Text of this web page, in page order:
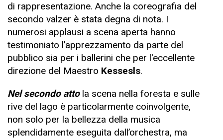
di rappresentazione. Anche la coreografia del
secondo valzer è stata degna di nota. I
numerosi applausi a scena aperta hanno
testimoniato l’apprezzamento da parte del
pubblico sia per i ballerini che per l'eccellente
direzione del Maestro Kessesls.
Nel secondo attola scena nella foresta e sulle
rive del lago è particolarmente coinvolgente,
non solo per la bellezza della musica
splendidamente eseguita dall’orchestra, ma